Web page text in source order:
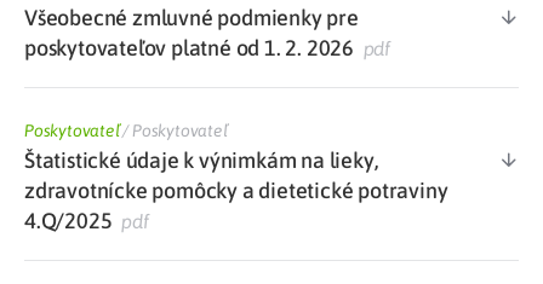
Všeobecné zmluvné podmienky pre
poskytovateľov platné od 1. 2. 2026 pdf
Poskytovateľ/Poskytovateľ
Štatistické údaje k výnimkám na lieky,
zdravotnícke pomôcky a dietetické potraviny
4.Q/2025 pdf